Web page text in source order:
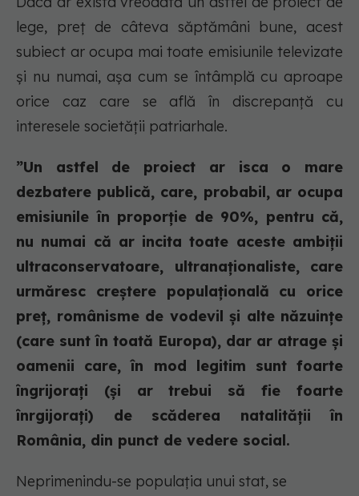
lege, preț de câteva săptămâni bune, acest
subiect ar ocupa mai toate emisiunile televizate
și nu numai, așa cum se întâmplă cu aproape
orice caz care se află în discrepanță cu
interesele societății patriarhale.
”Un astfel de proiect ar isca o mare
dezbatere publică, care, probabil, ar ocupa
emisiunile în proporție de 90%, pentru că,
nu numai că ar incita toate aceste ambiții
ultraconservatoare, ultranaționaliste, care
urmăresc creștere populațională cu orice
preț, românisme de vodevil și alte năzuințe
(care sunt în toată Europa), dar ar atrage și
oamenii care, în mod legitim sunt foarte
îngrijorați (și ar trebui să fie foarte
înrgijorați) de scăderea natalității în
România, din punct de vedere social.
Neprimenindu-se populația unui stat, se